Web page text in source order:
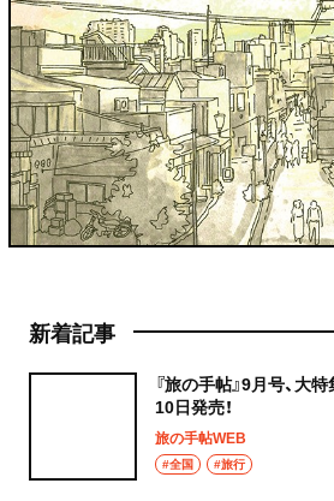
新着記事
『旅の手帖』9月号、大
10日発売！
旅の手帖WEB
#全国 #旅行